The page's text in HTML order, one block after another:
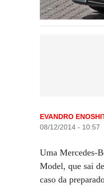
EVANDRO
08/12/2014 - 10:57
Uma Mercedes-
Model, que sai
caso da